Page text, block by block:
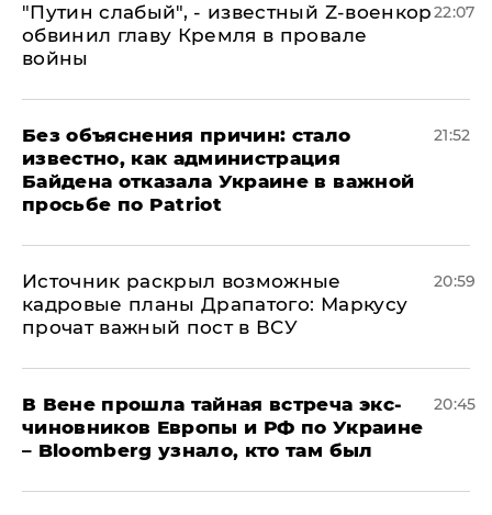
​"Путин слабый", - известный Z-военкор
обвинил главу Кремля в провале
войны
22:07
Без объяснения причин: стало
известно, как администрация
Байдена отказала Украине в важной
просьбе по Patriot
21:52
​Источник раскрыл возможные
кадровые планы Драпатого: Маркусу
прочат важный пост в ВСУ
20:59
В Вене прошла тайная встреча экс-
чиновников Европы и РФ по Украине
– Bloomberg узнало, кто там был
20:45